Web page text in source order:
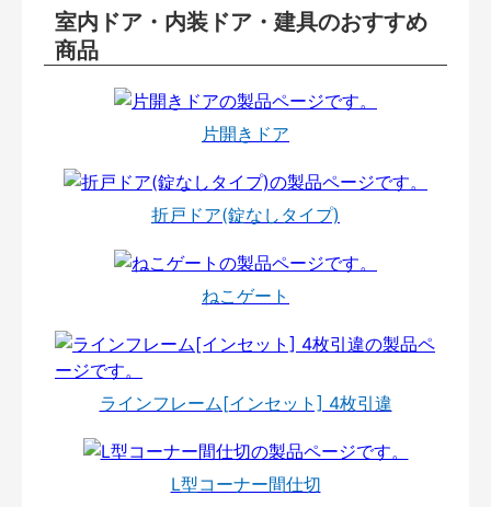
室内ドア・内装ドア・建具のおすすめ
商品
片開きドア
折戸ドア(錠なしタイプ)
ねこゲート
ラインフレーム[インセット] 4枚引違
L型コーナー間仕切